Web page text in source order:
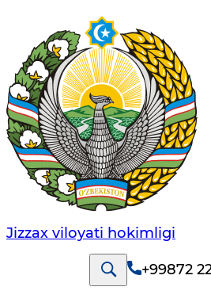
Jizzах vilоyati hоkimligi
+99872